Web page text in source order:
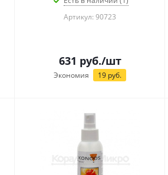
Артикул: 90723
631 руб./шт
Экономия 19 руб.